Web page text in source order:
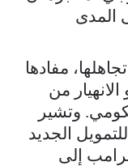
المدى
مفادها
من
وتشير
الجديد
إلى